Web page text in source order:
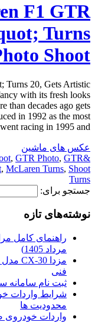
F1 GTR
Turns
Shoot
Turns 20, Gets Artistic
with its fresh looks
than decades ago gets
in 1992 as the most
racing in 1995 and […]
عکس های ماشین
&quot;Longtail&quot;
, GTR Photo, GTR
, McLaren Turns, Shoot
Turns
جستجو برای:
نوشته‌های تازه
مرداد 1405)
فنی
ثبت نام سامانه
شرایط واردات
محدودیت ها
واردات